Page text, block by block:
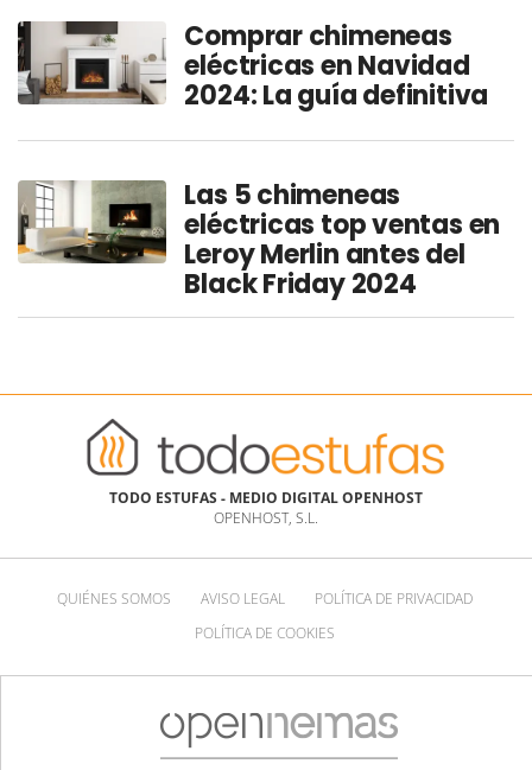
Comprar chimeneas
eléctricas en Navidad
2024: La guía definitiva
Las 5 chimeneas
eléctricas top ventas en
Leroy Merlin antes del
Black Friday 2024
TODO ESTUFAS - MEDIO DIGITAL OPENHOST
OPENHOST, S.L.
QUIÉNES SOMOS AVISO LEGAL
POLÍTICA DE PRIVACIDAD
POLÍTICA DE COOKIES